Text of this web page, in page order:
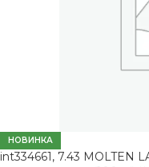
НОВИНКА
int334661, 7.43 MOLTEN